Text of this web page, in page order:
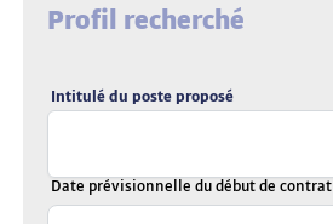
Profil recherché
Intitulé du poste proposé
Date prévisionnelle du début de contrat